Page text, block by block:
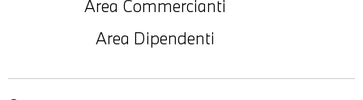
Area Commercianti
Area Dipendenti